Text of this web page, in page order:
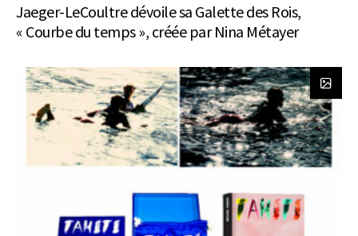
Jaeger-LeCoultre dévoile sa Galette des Rois,
« Courbe du temps », créée par Nina Métayer